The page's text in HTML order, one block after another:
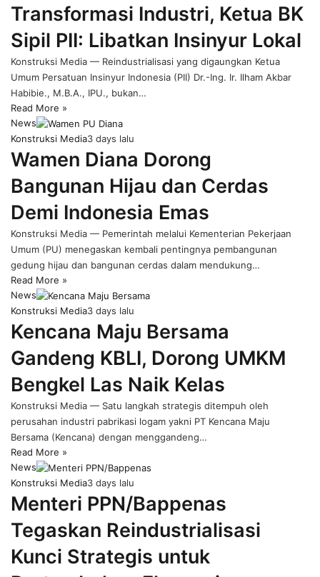
Transformasi Industri, Ketua BK
Sipil PII: Libatkan Insinyur Lokal
Konstruksi Media — Reindustrialisasi yang digaungkan Ketua
Umum Persatuan Insinyur Indonesia (PII) Dr.-Ing. Ir. Ilham Akbar
Habibie., M.B.A., IPU., bukan…
Read More »
News
Konstruksi Media3 days lalu
Wamen Diana Dorong
Bangunan Hijau dan Cerdas
Demi Indonesia Emas
Konstruksi Media — Pemerintah melalui Kementerian Pekerjaan
Umum (PU) menegaskan kembali pentingnya pembangunan
gedung hijau dan bangunan cerdas dalam mendukung…
Read More »
News
Konstruksi Media3 days lalu
Kencana Maju Bersama
Gandeng KBLI, Dorong UMKM
Bengkel Las Naik Kelas
Konstruksi Media — Satu langkah strategis ditempuh oleh
perusahan industri pabrikasi logam yakni PT Kencana Maju
Bersama (Kencana) dengan menggandeng…
Read More »
News
Konstruksi Media3 days lalu
Menteri PPN/Bappenas
Tegaskan Reindustrialisasi
Kunci Strategis untuk